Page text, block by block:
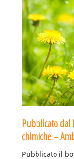
Pubblicato dal
chimiche –
Pubblicato il